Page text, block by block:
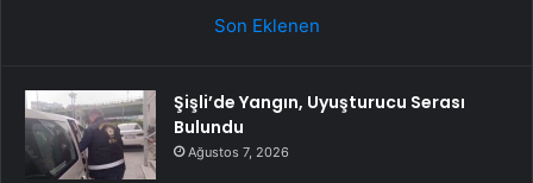
Son Eklenen
Şişli’de Yangın, Uyuşturucu Serası
Bulundu
Ağustos 7, 2026